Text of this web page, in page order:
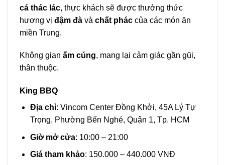
cá thác lác, thực khách sẽ được thưởng thức
hương vị đậm đà và chất phác của các món ăn
miền Trung.
Không gian ấm cúng, mang lại cảm giác gần gũi,
thân thuộc.
King BBQ
Địa chỉ: Vincom Center Đồng Khởi, 45A Lý Tự
Trọng, Phường Bến Nghé, Quận 1, Tp. HCM
Giờ mở cửa: 10:00 – 21:00
Giá tham khảo: 150.000 – 440.000 VNĐ